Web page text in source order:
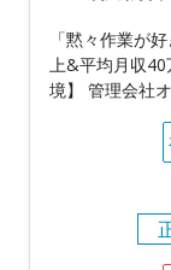
「黙々作業が
上&平均月収40
境】 管理会社